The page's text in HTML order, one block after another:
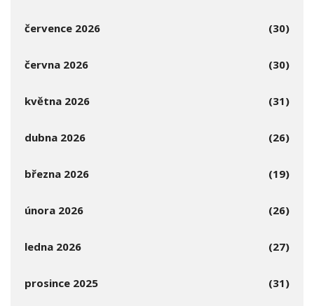
července 2026 (30)
června 2026 (30)
května 2026 (31)
dubna 2026 (26)
března 2026 (19)
února 2026 (26)
ledna 2026 (27)
prosince 2025 (31)